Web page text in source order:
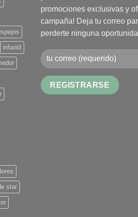
infantil
star
promociones exclusivas y
campaña! Deja tu correo
perderte ninguna